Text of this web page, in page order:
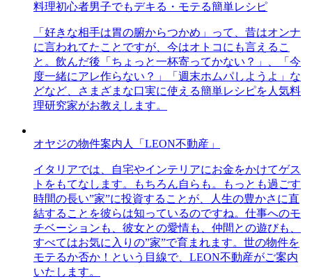
料理初心者男子でもデキる・モテる簡単レシピ
「好きな相手は胃の腑からつかめ」って、昔はオンナ
に言われてたことですが、今はオトコにも言えるこ
と。飲んだ後「ちょっと一杯寄ってかない？」、「今
度一緒にアレ作らない？」「週末ホムパしようよ」な
どなど、さまざまな口実に使える簡単レシピを人気料
理研究家がお教えします。
オヤジの物件案内人「LEON不動産」
イタリアでは、自宅やインテリアにお金をかけてゲス
トをもてなします。もちろん自らも。もっとも過ごす
時間の長い”家”に投資することが、人生の豊かさに直
結することを彼らは知っているのですね。仕事へのモ
チベーションも、彼女との愛情も、仲間との遊びも、
すべてはお気に入りの”家”で育まれます。世の物件を
モテるか否か！という目線で、LEON不動産がご案内
いたします。